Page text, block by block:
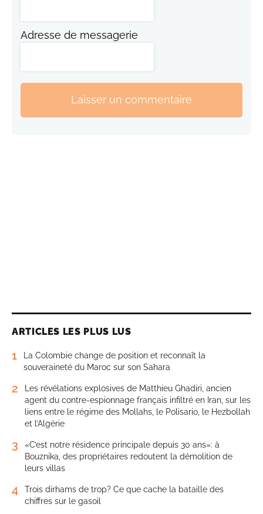
Adresse de messagerie
Laisser un commentaire
ARTICLES LES PLUS LUS
1
La Colombie change de position et reconnaît la
souveraineté du Maroc sur son Sahara
2
Les révélations explosives de Matthieu Ghadiri, ancien
agent du contre-espionnage français infiltré en Iran, sur les
liens entre le régime des Mollahs, le Polisario, le Hezbollah
et l’Algérie
3
«C’est notre résidence principale depuis 30 ans»: à
Bouznika, des propriétaires redoutent la démolition de
leurs villas
4
Trois dirhams de trop? Ce que cache la bataille des
chiffres sur le gasoil